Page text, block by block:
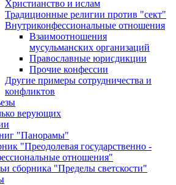
Христианство и ислам
Традиционные религии против "сект"
Внутриконфессиональные отношения
Взаимоотношения
мусульманских организаций
Православные юрисдикции
Прочие конфессии
Другие примеры сотрудничества и
конфликтов
верующих
"Панорамы"
"Преодолевая государственно -
отношения"
сборника "Пределы светскости"